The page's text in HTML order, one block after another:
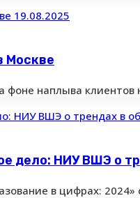
19.08.2025
Москве
фоне наплыва
дело: НИУ ВШЭ о
в цифрах: